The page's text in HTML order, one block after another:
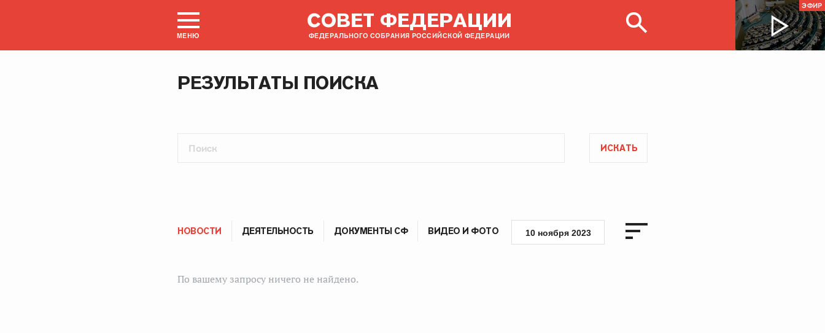
МЕНЮ
СОВЕТ ФЕДЕРАЦИИ
ФЕДЕРАЛЬНОГО СОБРАНИЯ РОССИЙСКОЙ ФЕДЕРАЦИИ
ЭФИР
РЕЗУЛЬТАТЫ ПОИСКА
ИСКАТЬ
НОВОСТИ ДЕЯТЕЛЬНОСТЬ ДОКУМЕНТЫ СФ ВИДЕО И ФОТО 10 ноября 2023
По вашему запросу ничего не найдено.